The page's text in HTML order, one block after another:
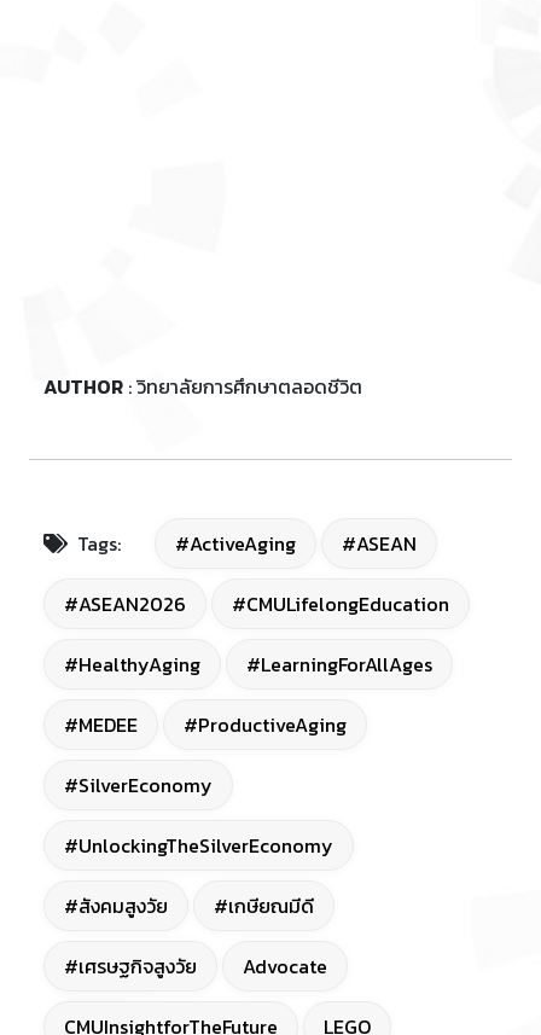
AUTHOR : วิทยาลัยการศึกษาตลอดชีวิต
Tags: #ActiveAging #ASEAN
#ASEAN2026 #CMULifelongEducation
#HealthyAging #LearningForAllAges
#MEDEE #ProductiveAging
#SilverEconomy
#UnlockingTheSilverEconomy
#สังคมสูงวัย #เกษียณมีดี
#เศรษฐกิจสูงวัย Advocate
CMUInsightforTheFuture LEGO